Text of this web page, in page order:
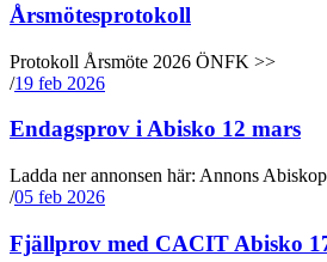
Årsmötesprotokoll
Protokoll Årsmöte 2026 ÖNFK >>
/19 feb 2026
Endagsprov i Abisko 12 mars
Ladda ner annonsen här: Annons
/05 feb 2026
Fjällprov med CACIT Abisko